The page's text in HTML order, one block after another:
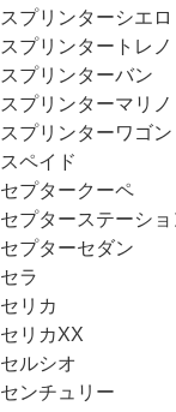
スプリンターシエロ
スプリンタートレノ
スプリンターバン
スプリンターマリノ
スプリンターワゴン
スペイド
セプタークーペ
セプターステーシ
セプターセダン
セラ
セリカ
セリカXX
セルシオ
センチュリー